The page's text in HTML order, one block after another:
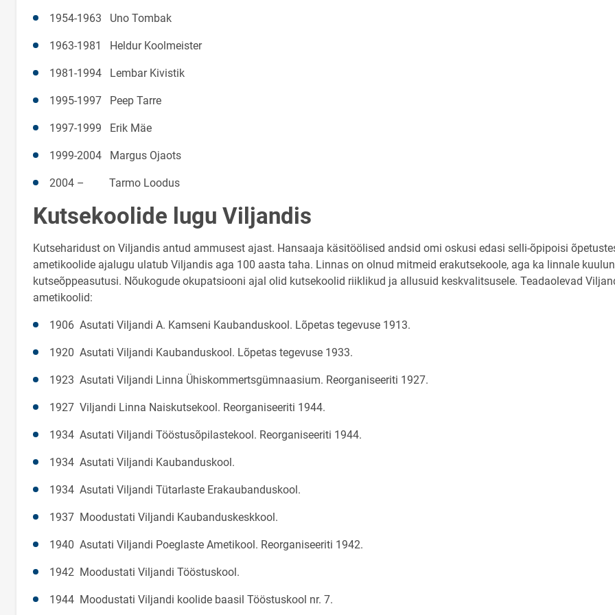
1954-1963 Uno Tombak
1963-1981 Heldur Koolmeister
1981-1994 Lembar Kivistik
1995-1997 Peep Tarre
1997-1999 Erik Mäe
1999-2004 Margus Ojaots
2004 – Tarmo Loodus
Kutsekoolide lugu Viljandis
Kutseharidust on Viljandis antud ammusest ajast. Hansaaja käsitöölised andsid omi oskusi edasi selli-õpipoisi
ametikoolide ajalugu ulatub Viljandis aga 100 aasta taha. Linnas on olnud mitmeid erakutsekoole, aga ka linnale
kutseõppeasutusi. Nõukogude okupatsiooni ajal olid kutsekoolid riiklikud ja allusuid keskvalitsusele. Teadaolevad
ametikoolid:
1906 Asutati Viljandi A. Kamseni Kaubanduskool. Lõpetas tegevuse 1913.
1920 Asutati Viljandi Kaubanduskool. Lõpetas tegevuse 1933.
1923 Asutati Viljandi Linna Ühiskommertsgümnaasium. Reorganiseeriti 1927.
1927 Viljandi Linna Naiskutsekool. Reorganiseeriti 1944.
1934 Asutati Viljandi Tööstusõpilastekool. Reorganiseeriti 1944.
1934 Asutati Viljandi Kaubanduskool.
1934 Asutati Viljandi Tütarlaste Erakaubanduskool.
1937 Moodustati Viljandi Kaubanduskeskkool.
1940 Asutati Viljandi Poeglaste Ametikool. Reorganiseeriti 1942.
1942 Moodustati Viljandi Tööstuskool.
1944 Moodustati Viljandi koolide baasil Tööstuskool nr. 7.